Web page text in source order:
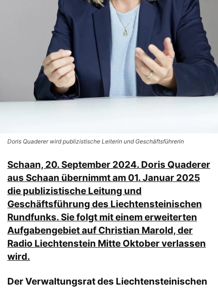
Doris Quaderer wird publizistische Leiterin und Geschäftsführerin
Schaan, 20. September 2024. Doris Quaderer
aus Schaan übernimmt am 01. Januar 2025
die publizistische Leitung und
Geschäftsführung des Liechtensteinischen
Rundfunks. Sie folgt mit einem erweiterten
Aufgabengebiet auf Christian Marold, der
Radio Liechtenstein Mitte Oktober verlassen
wird.
Der Verwaltungsrat des Liechtensteinischen